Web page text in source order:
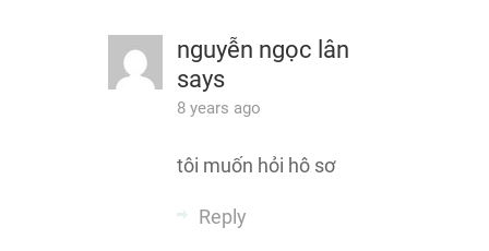
nguyễn ngọc lân
says
8 years ago
tôi muốn hỏi hô sơ
Reply